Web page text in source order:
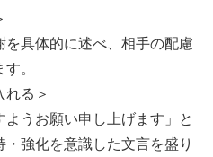
具体的に述べ、相手の配慮
。
る＞
ようお願い申し上げます」と
強化を意識した文言を盛り